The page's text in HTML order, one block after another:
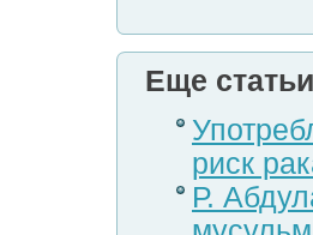
Еще
риск
Р.